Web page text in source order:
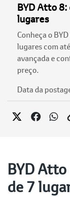
BYD Atto
lugares
Conheça o
lugares com
avançada e
preço.
Data da
BYD
de 7